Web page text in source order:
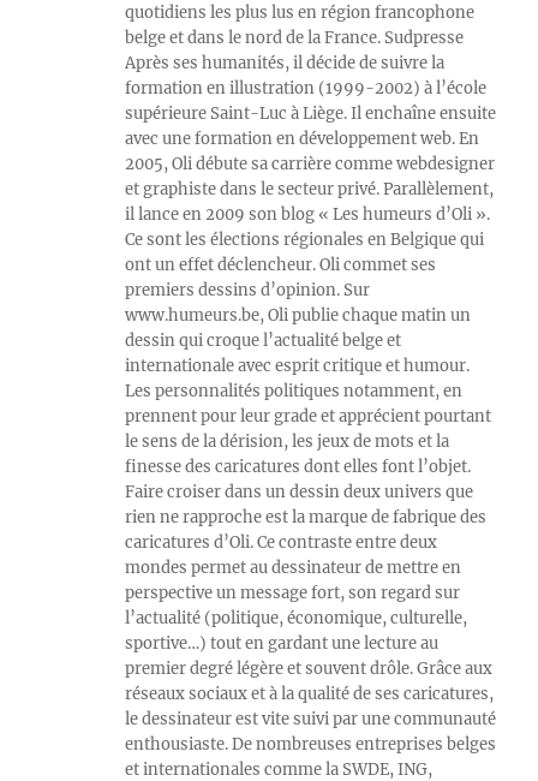
quotidiens les plus lus en région francophone
belge et dans le nord de la France. Sudpresse
Après ses humanités, il décide de suivre la
formation en illustration (1999-2002) à l’école
supérieure Saint-Luc à Liège. Il enchaîne ensuite
avec une formation en développement web. En
2005, Oli débute sa carrière comme webdesigner
et graphiste dans le secteur privé. Parallèlement,
il lance en 2009 son blog « Les humeurs d’Oli ».
Ce sont les élections régionales en Belgique qui
ont un effet déclencheur. Oli commet ses
premiers dessins d’opinion. Sur
www.humeurs.be, Oli publie chaque matin un
dessin qui croque l’actualité belge et
internationale avec esprit critique et humour.
Les personnalités politiques notamment, en
prennent pour leur grade et apprécient pourtant
le sens de la dérision, les jeux de mots et la
finesse des caricatures dont elles font l’objet.
Faire croiser dans un dessin deux univers que
rien ne rapproche est la marque de fabrique des
caricatures d’Oli. Ce contraste entre deux
mondes permet au dessinateur de mettre en
perspective un message fort, son regard sur
l’actualité (politique, économique, culturelle,
sportive…) tout en gardant une lecture au
premier degré légère et souvent drôle. Grâce aux
réseaux sociaux et à la qualité de ses caricatures,
le dessinateur est vite suivi par une communauté
enthousiaste. De nombreuses entreprises belges
et internationales comme la SWDE, ING,